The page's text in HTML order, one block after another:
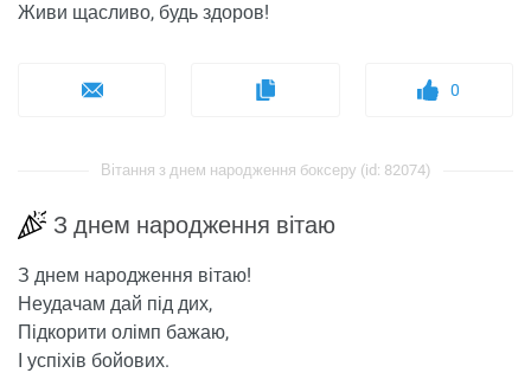
Живи щасливо, будь здоров!
0
Вітання з днем ​​народження боксеру (id: 82074)
З днем ​​народження вітаю
З днем ​​народження вітаю!
Неудачам дай під дих,
Підкорити олімп бажаю,
І успіхів бойових.